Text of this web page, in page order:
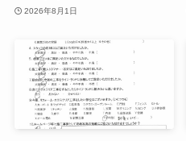
2026年8月1日